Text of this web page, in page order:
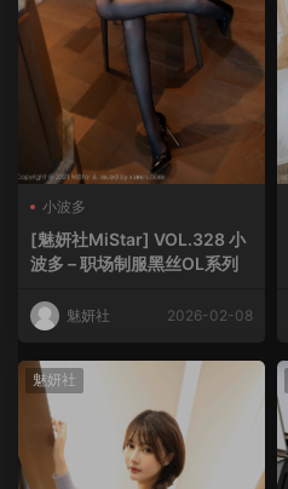
小波多
[魅妍社MiStar] VOL.328 小
波多 – 职场制服黑丝OL系列
魅妍社 2026-02-08
魅妍社